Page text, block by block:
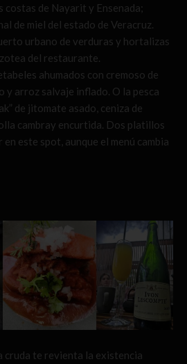
costas de Nayarit y Ensenada;
de miel del estado de Veracruz.
urbano de verduras y hortalizas
del restaurante.
ahumados con cremoso de
arroz salvaje inflado. O la pesca
de jitomate asado, ceniza de
cambray encurtida. Dos platillos
este spot, aunque el menú cambia
cruda te revienta la existencia